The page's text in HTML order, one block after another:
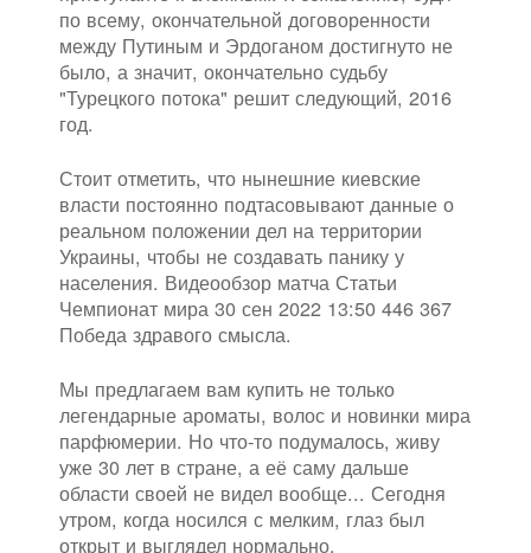
по всему, окончательной договоренности
между Путиным и Эрдоганом достигнуто не
было, а значит, окончательно судьбу
"Турецкого потока" решит следующий, 2016
год.
Стоит отметить, что нынешние киевские
власти постоянно подтасовывают данные о
реальном положении дел на территории
Украины, чтобы не создавать панику у
населения. Видеообзор матча Статьи
Чемпионат мира 30 сен 2022 13:50 446 367
Победа здравого смысла.
Мы предлагаем вам купить не только
легендарные ароматы, волос и новинки мира
парфюмерии. Но что-то подумалось, живу
уже 30 лет в стране, а её саму дальше
области своей не видел вообще... Сегодня
утром, когда носился с мелким, глаз был
открыт и выглядел нормально.